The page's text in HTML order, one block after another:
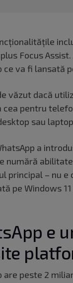
Focus
ce va fi lansată
văzut dacă
cea pentru
sau
a
numără
principal – nu e
pe Windows
e
are peste 2